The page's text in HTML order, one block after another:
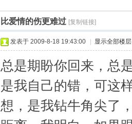
比爱情的伤更难过 [复制链接]
发表于 2009-8-18 19:43:00 显示全部楼层
总是期盼你回来，总
是我自己的错，可这
想，是我钻牛角尖了